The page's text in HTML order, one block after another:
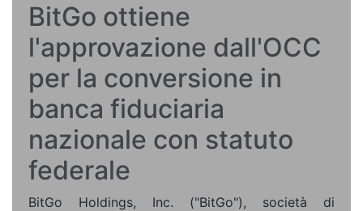
BitGo ottiene
l'approvazione dall'OCC
per la conversione in
banca fiduciaria
nazionale con statuto
federale
BitGo Holdings, Inc. ("BitGo"), società di